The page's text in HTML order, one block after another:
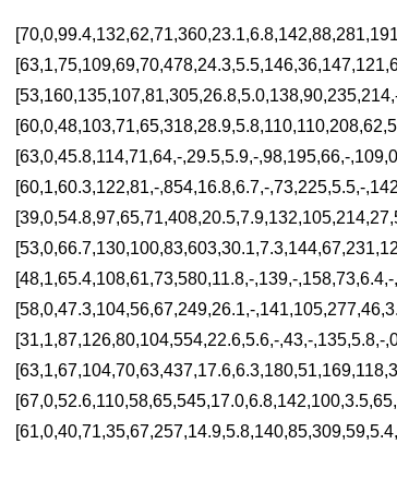
[63,0,45.8,114,71,64,-,29.5,5.9,-,98,195,66,-
[60,1,60.3,122,81,-,854,16.8,6.7,-,73,225,5.5,-
[48,1,65.4,108,61,73,580,11.8,-,139,-,158,73,6.4,-
[58,0,47.3,104,56,67,249,26.1,-
[31,1,87,126,80,104,554,22.6,5.6,-,43,-,135,5.8,-